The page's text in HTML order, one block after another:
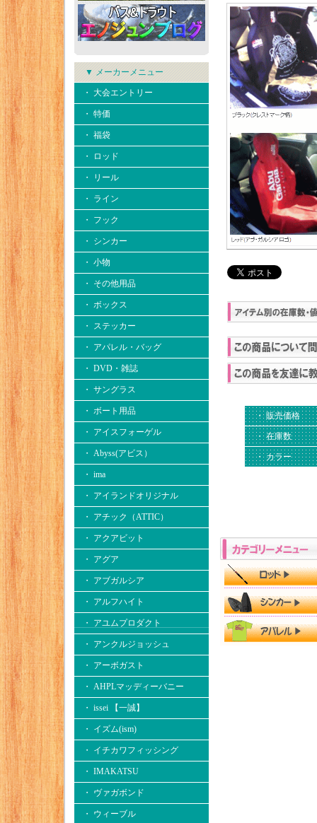
▼ メーカーメニュー
・ 大会エントリー
・ 特価
・ 福袋
・ ロッド
・ リール
・ ライン
・ フック
・ シンカー
・ 小物
・ その他用品
・ ボックス
・ ステッカー
・ アパレル・バッグ
・ DVD・雑誌
・ サングラス
・ ボート用品
・ アイスフォーゲル
・ Abyss(アビス）
・ ima
・ アイランドオリジナル
・ アチック（ATTIC）
・ アクアビット
・ アグア
・ アブガルシア
・ アルフハイト
・ アユムプロダクト
・ アンクルジョッシュ
・ アーボガスト
・ AHPLマッディーバニー
・ issei 【一誠】
・ イズム(ism)
・ イチカワフィッシング
・ IMAKATSU
・ ヴァガボンド
・ ウィーブル
・ 販売価格
・ 在庫数
・ カラー